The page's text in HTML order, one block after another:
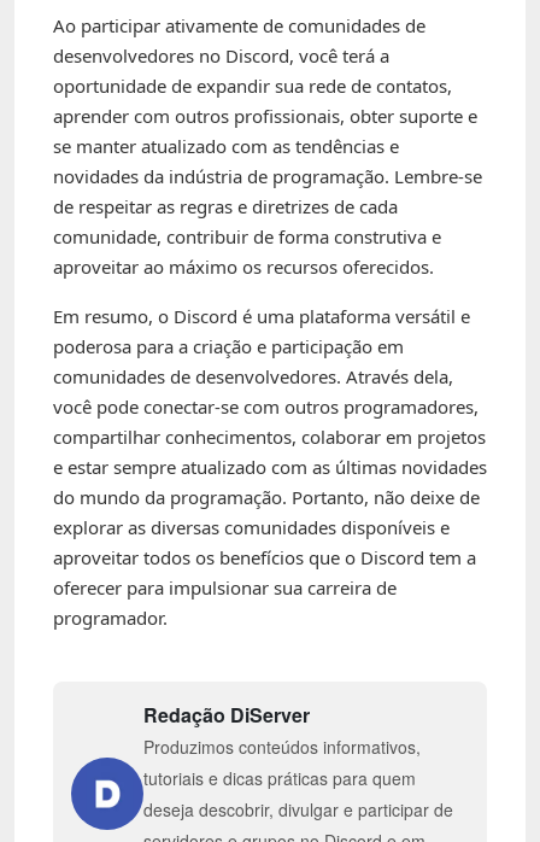
Ao participar ativamente de comunidades de
desenvolvedores no Discord, você terá a
oportunidade de expandir sua rede de contatos,
aprender com outros profissionais, obter suporte e
se manter atualizado com as tendências e
novidades da indústria de programação. Lembre-se
de respeitar as regras e diretrizes de cada
comunidade, contribuir de forma construtiva e
aproveitar ao máximo os recursos oferecidos.
Em resumo, o Discord é uma plataforma versátil e
poderosa para a criação e participação em
comunidades de desenvolvedores. Através dela,
você pode conectar-se com outros programadores,
compartilhar conhecimentos, colaborar em projetos
e estar sempre atualizado com as últimas novidades
do mundo da programação. Portanto, não deixe de
explorar as diversas comunidades disponíveis e
aproveitar todos os benefícios que o Discord tem a
oferecer para impulsionar sua carreira de
programador.
Redação DiServer
Produzimos conteúdos informativos,
tutoriais e dicas práticas para quem
deseja descobrir, divulgar e participar de